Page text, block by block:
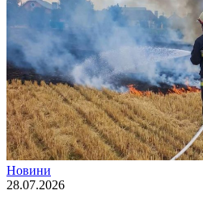
Новини
28.07.2026